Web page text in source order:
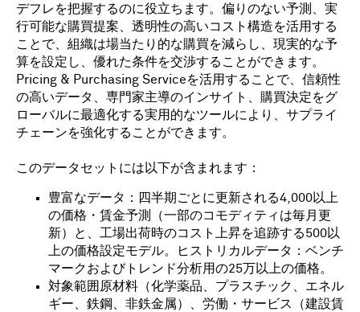
デフレを把握するのに役立ちます。偏りのない予測、実
行可能な購買提案、透明性の高いコスト構造を活用する
ことで、組織は場当たり的な購買を減らし、現実的な予
算を設定し、優れた条件を交渉することができます。
Pricing & Purchasing Serviceを活用することで、信頼性
の高いデータ、専門家主導のインサイト、購買決定をグ
ローバルに最適化する実用的なツールにより、サプライ
チェーンを強化することができます。
このデータセットには以下が含まれます：
豊富なデータ：四半期ごとに更新される4,000以上
の価格・賃金予測（一部のコモディティは毎月更
新）と、工場出荷時のコスト上昇を追跡する500以
上の価格設定モデル。ヒストリカルデータ：ベンチ
マークおよびトレンド分析用の25万以上の価格。
対象範囲原材料（化学薬品、プラスチック、エネル
ギー、鉄鋼、非鉄金属）、労働・サービス（建設賃